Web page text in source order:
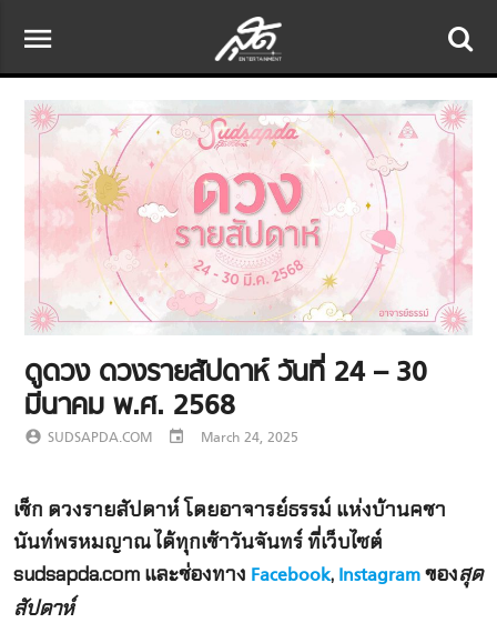
menu
ดูดวง ดวงรายสัปดาห์ วันที่ 24 – 30
มีนาคม พ.ศ. 2568
account_circle SUDSAPDA.COM event March 24, 2025
เช็ก ดวงรายสัปดาห์ โดยอาจารย์ธรรม์ แห่งบ้านคชา
นันท์พรหมญาณ ได้ทุกเช้าวันจันทร์ ที่เว็บไซต์
sudsapda.com และช่องทาง Facebook, Instagramของสุด
สัปดาห์